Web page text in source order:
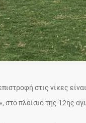
στις νίκες
στο πλαίσιο της 12ης